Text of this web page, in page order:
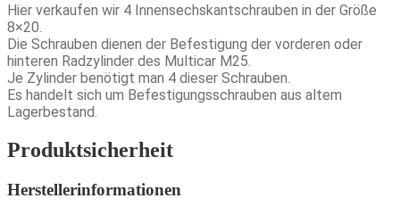
Hier verkaufen wir 4 Innensechskantschrauben in der Größe
8×20.
Die Schrauben dienen der Befestigung der vorderen oder
hinteren Radzylinder des Multicar M25.
Je Zylinder benötigt man 4 dieser Schrauben.
Es handelt sich um Befestigungsschrauben aus altem
Lagerbestand.
Produktsicherheit
Herstellerinformationen